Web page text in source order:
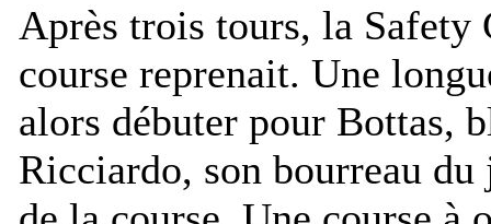
Après trois tours, la Safety
course reprenait. Une
alors débuter pour Bottas,
Ricciardo, son bourreau